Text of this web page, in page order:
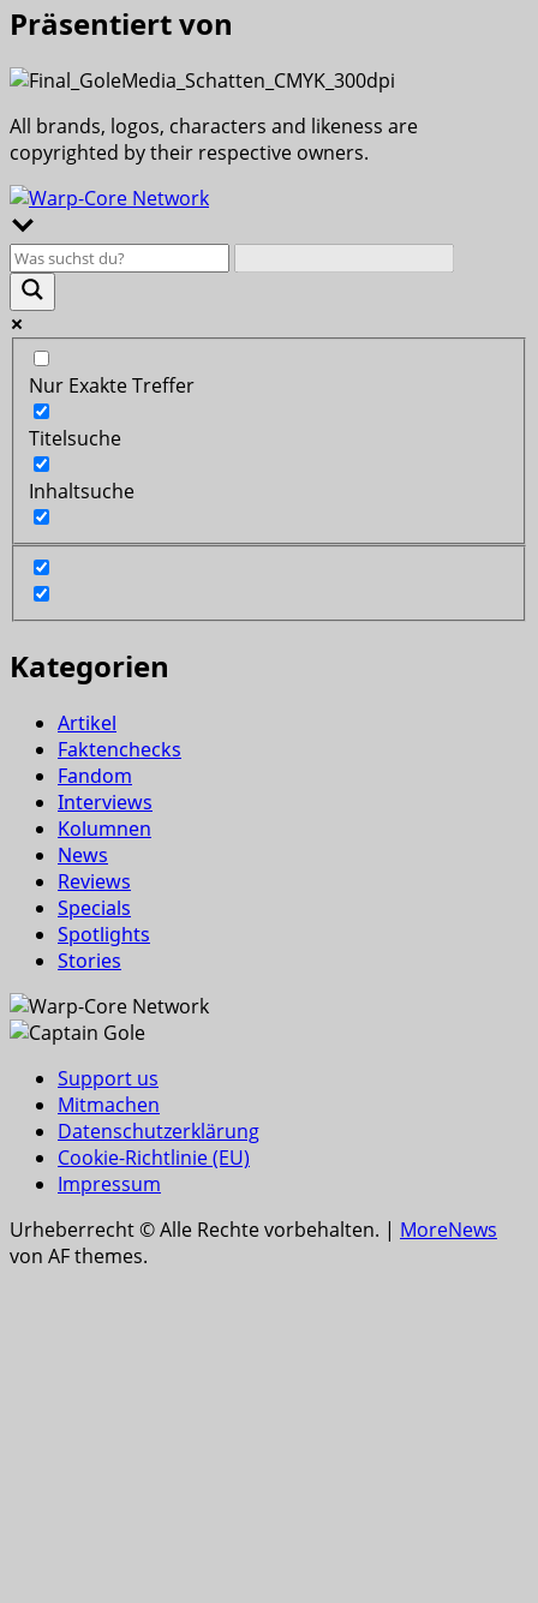
Präsentiert von
All brands, logos, characters and likeness are
copyrighted by their respective owners.
Nur Exakte Treffer
Titelsuche
Inhaltsuche
Kategorien
Artikel
Faktenchecks
Fandom
Interviews
Kolumnen
News
Reviews
Specials
Spotlights
Stories
Support us
Mitmachen
Datenschutzerklärung
Cookie-Richtlinie (EU)
Impressum
Urheberrecht © Alle Rechte vorbehalten. | MoreNews
von AF themes.